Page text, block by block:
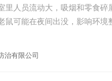
员流动大，吸烟和零食碎
鼠可能在夜间出没，影响环
治有限公司